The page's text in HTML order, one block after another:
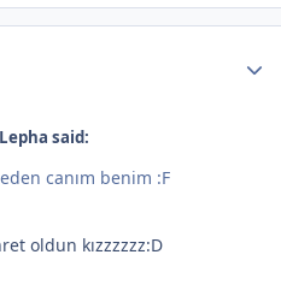
said:
canım benim :F
oldun kızzzzzz:D